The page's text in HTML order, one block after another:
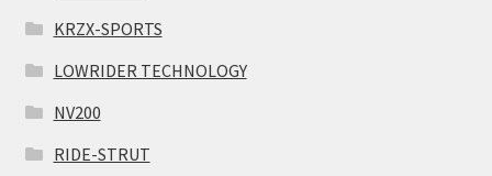
KRZX-SPORTS
LOWRIDER TECHNOLOGY
NV200
RIDE-STRUT